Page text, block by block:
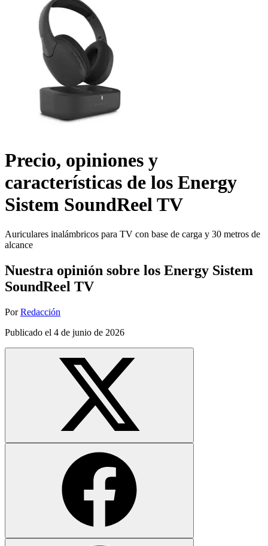
Precio, opiniones y
características de los Energy
Sistem SoundReel TV
Auriculares inalámbricos para TV con base de carga y 30 metros de
alcance
Nuestra opinión sobre los Energy Sistem
SoundReel TV
Por Redacción
Publicado el 4 de junio de 2026